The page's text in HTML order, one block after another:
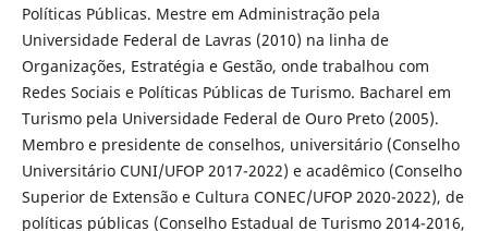
Políticas Públicas. Mestre em Administração pela
Universidade Federal de Lavras (2010) na linha de
Organizações, Estratégia e Gestão, onde trabalhou com
Redes Sociais e Políticas Públicas de Turismo. Bacharel em
Turismo pela Universidade Federal de Ouro Preto (2005).
Membro e presidente de conselhos, universitário (Conselho
Universitário CUNI/UFOP 2017-2022) e acadêmico (Conselho
Superior de Extensão e Cultura CONEC/UFOP 2020-2022), de
políticas públicas (Conselho Estadual de Turismo 2014-2016,